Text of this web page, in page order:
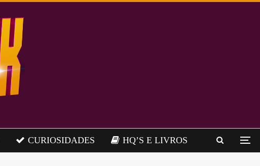
CURIOSIDADES HQ’S E LIVROS